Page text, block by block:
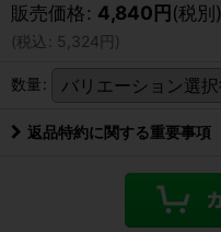
販売価格: 4,840 円 (税別)
(税込 : 5,324円 )
数量:
返品特約に関する重要事項